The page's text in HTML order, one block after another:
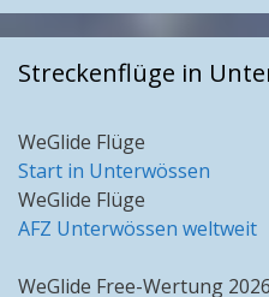
Streckenflüge in
WeGlide Flüge
Start in Unterwössen
WeGlide Flüge
AFZ Unterwössen weltweit
WeGlide Free-Wertung 2026